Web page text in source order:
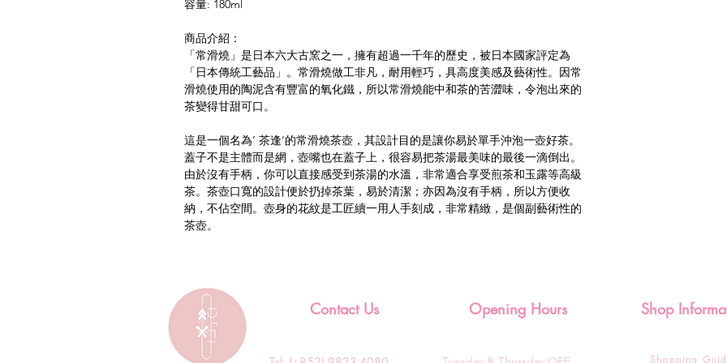
容量: 180ml
商品介紹：
「常滑燒」是日本六大古窯之一，擁有超過一千年的歷史，被日本國家評定為
「日本傳統工藝品」。常滑燒做工非凡，耐用輕巧，具高度美感及藝術性。因常
滑燒使用的陶泥含有豐富的氧化鐵，所以常滑燒能中和茶的苦澀味，令泡出來的
茶變得甘甜可口。
這是一個名為’ 茶逢‘的常滑燒茶壺，其設計目的是讓你易於單手沖泡一壺好茶。
蓋子不是主體而是網，壺嘴也在蓋子上，很容易把茶湯最美味的最後一滴倒出。
由於沒有手柄，你可以直接感受到茶湯的水溫，非常適合享受煎茶和玉露等高級
茶。茶壺口寬的設計便於扔掉茶葉，易於清潔；亦因為沒有手柄，所以方便收
納，不佔空間。壺身的花紋是工匠續一用人手刻成，非常精緻，是個副藝術性的
茶壺。
Contact Us Opening Hours Shop
Shopping